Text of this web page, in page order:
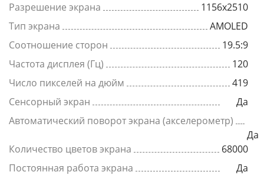
Разрешение экрана
1156x2510
Тип экрана
AMOLED
Соотношение сторон
19.5:9
Частота дисплея (Гц)
120
Число пикселей на дюйм
419
Сенсорный экран
Да
Автоматический поворот экрана (акселерометр)
Да
Количество цветов экрана
68000
Постоянная работа экрана
Да